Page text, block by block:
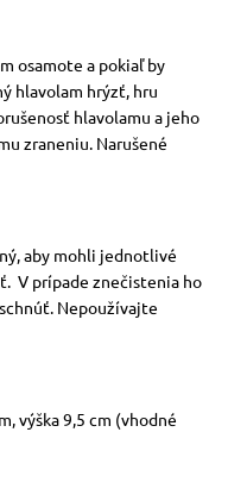
osamote a pokiaľ by
hlavolam hrýzť, hru
hlavolamu a jeho
zraneniu. Narušené
aby mohli jednotlivé
V prípade znečistenia ho
Nepoužívajte
výška 9,5 cm (vhodné